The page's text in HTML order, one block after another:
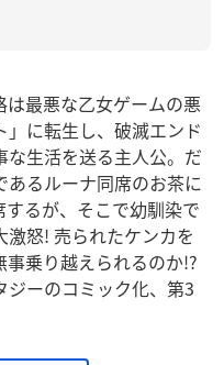
最悪な乙女ゲームの悪
に転生し、破滅エンド
生活を送る主人公。だ
るルーナ同席のお茶に
るが、そこで幼馴染で
怒! 売られたケンカを
乗り越えられるのか!?
ーのコミック化、第3